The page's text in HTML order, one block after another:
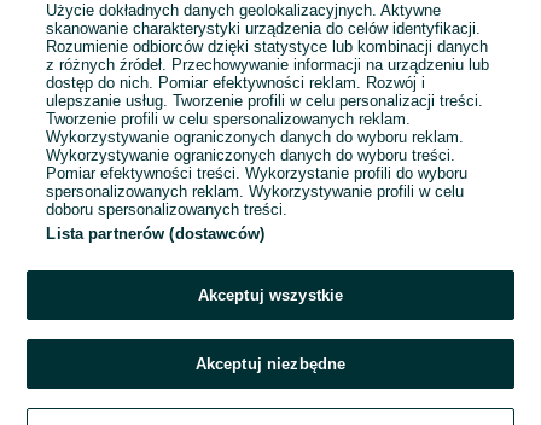
1 2 3 ... 58
Zadzwoń / SMS
Użycie dokładnych danych geolokalizacyjnych. Aktywne
skanowanie charakterystyki urządzenia do celów identyfikacji.
Rozumienie odbiorców dzięki statystyce lub kombinacji danych
z różnych źródeł. Przechowywanie informacji na urządzeniu lub
dostęp do nich. Pomiar efektywności reklam. Rozwój i
ulepszanie usług. Tworzenie profili w celu personalizacji treści.
Tworzenie profili w celu spersonalizowanych reklam.
Wykorzystywanie ograniczonych danych do wyboru reklam.
Wykorzystywanie ograniczonych danych do wyboru treści.
Pomiar efektywności treści. Wykorzystanie profili do wyboru
spersonalizowanych reklam. Wykorzystywanie profili w celu
doboru spersonalizowanych treści.
Lista partnerów (dostawców)
Akceptuj wszystkie
Akceptuj niezbędne